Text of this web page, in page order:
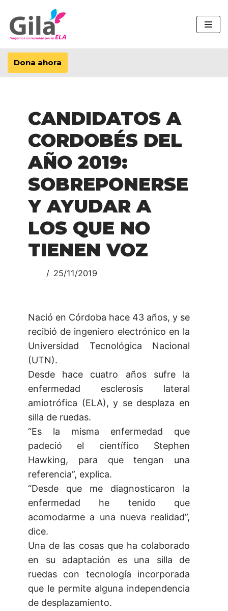
Saltar
al
contenido
Dona ahora
CANDIDATOS A
CORDOBÉS DEL
AÑO 2019:
SOBREPONERSE
Y AYUDAR A
LOS QUE NO
TIENEN VOZ
25/11/2019
Nació en Córdoba hace 43 años, y se
recibió de ingeniero electrónico en la
Universidad Tecnológica Nacional
(UTN).
Desde hace cuatro años sufre la
enfermedad esclerosis lateral
amiotrófica (ELA), y se desplaza en
silla de ruedas.
“Es la misma enfermedad que
padeció el científico Stephen
Hawking, para que tengan una
referencia”, explica.
“Desde que me diagnosticaron la
enfermedad he tenido que
acomodarme a una nueva realidad”,
dice.
Una de las cosas que ha colaborado
en su adaptación es una silla de
ruedas con tecnología incorporada
que le permite alguna independencia
de desplazamiento.